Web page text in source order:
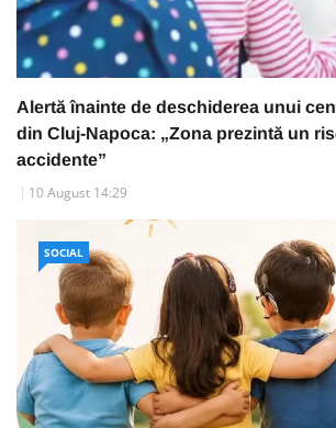
Alertă înainte de deschiderea unui
din Cluj-Napoca: „Zona prezintă un
accidente”
10 August 14:29
SOCIAL